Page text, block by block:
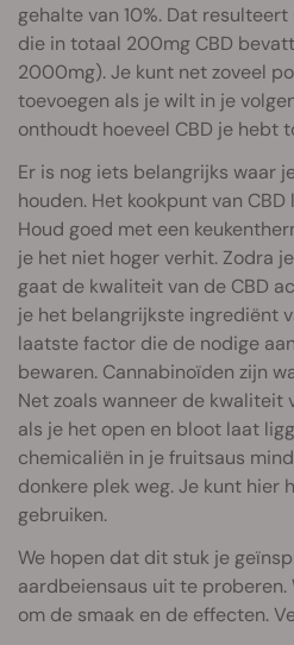
gehalte van 10%. Dat
die in totaal 200mg CBD
2000mg). Je kunt net zoveel
toevoegen als je wilt in je
onthoudt hoeveel CBD je hebt
Er is nog iets belangrijks waar
houden. Het kookpunt van
Houd goed met een
je het niet hoger verhit. Zodra
gaat de kwaliteit van de CBD
je het belangrijkste ingrediënt
laatste factor die de nodige
bewaren. Cannabinoïden zijn
Net zoals wanneer de
als je het open en bloot laat
chemicaliën in je fruitsaus
donkere plek weg. Je kunt hier
gebruiken.
We hopen dat dit stuk je
aardbeiensaus uit te proberen.
om de smaak en de effecten.